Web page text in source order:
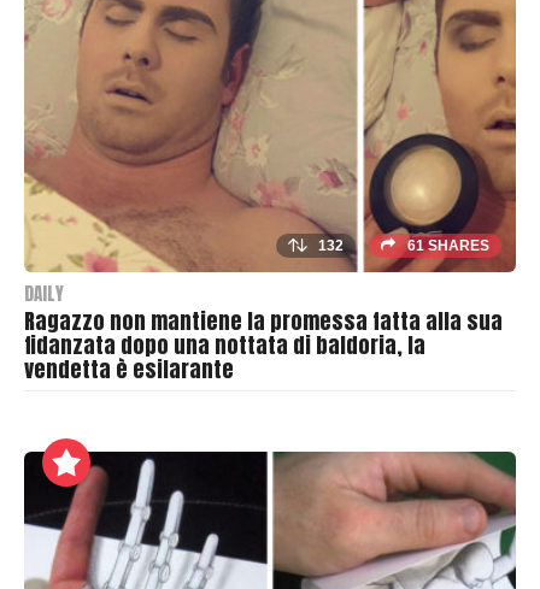
132 61 SHARES
DAILY
Ragazzo non mantiene la promessa fatta alla sua
fidanzata dopo una nottata di baldoria, la
vendetta è esilarante
T
r
s